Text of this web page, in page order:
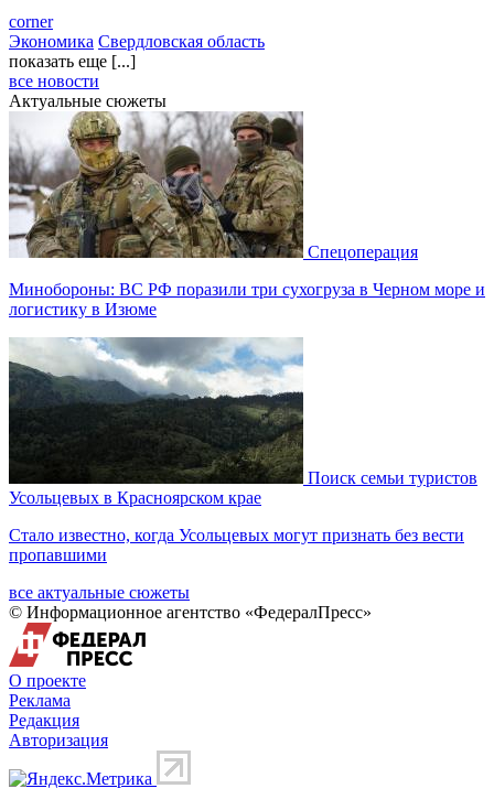
corner
Экономика Свердловская область
показать еще [...]
все новости
Актуальные сюжеты
Спецоперация
Минобороны: ВС РФ поразили три сухогруза в Черном море и
логистику в Изюме
Поиск семьи туристов
Усольцевых в Красноярском крае
Стало известно, когда Усольцевых могут признать без вести
пропавшими
все актуальные сюжеты
© Информационное агентство «ФедералПресс»
О проекте
Реклама
Редакция
Авторизация